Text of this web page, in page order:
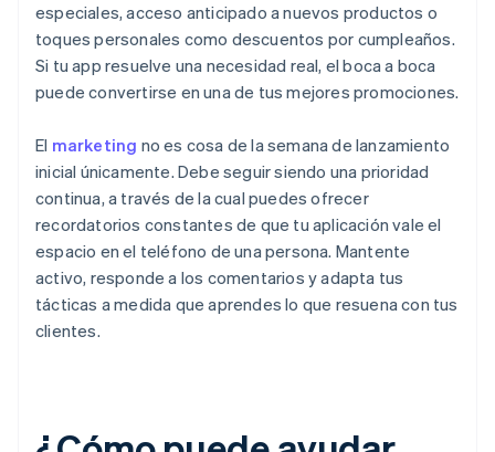
especiales, acceso anticipado a nuevos productos o
toques personales como descuentos por cumpleaños.
Si tu app resuelve una necesidad real, el boca a boca
puede convertirse en una de tus mejores promociones.
El marketing no es cosa de la semana de lanzamiento
inicial únicamente. Debe seguir siendo una prioridad
continua, a través de la cual puedes ofrecer
recordatorios constantes de que tu aplicación vale el
espacio en el teléfono de una persona. Mantente
activo, responde a los comentarios y adapta tus
tácticas a medida que aprendes lo que resuena con tus
clientes.